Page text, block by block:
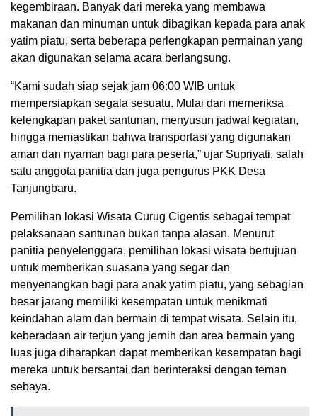
kegembiraan. Banyak dari mereka yang membawa
makanan dan minuman untuk dibagikan kepada para anak
yatim piatu, serta beberapa perlengkapan permainan yang
akan digunakan selama acara berlangsung.
“Kami sudah siap sejak jam 06:00 WIB untuk
mempersiapkan segala sesuatu. Mulai dari memeriksa
kelengkapan paket santunan, menyusun jadwal kegiatan,
hingga memastikan bahwa transportasi yang digunakan
aman dan nyaman bagi para peserta,” ujar Supriyati, salah
satu anggota panitia dan juga pengurus PKK Desa
Tanjungbaru.
Pemilihan lokasi Wisata Curug Cigentis sebagai tempat
pelaksanaan santunan bukan tanpa alasan. Menurut
panitia penyelenggara, pemilihan lokasi wisata bertujuan
untuk memberikan suasana yang segar dan
menyenangkan bagi para anak yatim piatu, yang sebagian
besar jarang memiliki kesempatan untuk menikmati
keindahan alam dan bermain di tempat wisata. Selain itu,
keberadaan air terjun yang jernih dan area bermain yang
luas juga diharapkan dapat memberikan kesempatan bagi
mereka untuk bersantai dan berinteraksi dengan teman
sebaya.